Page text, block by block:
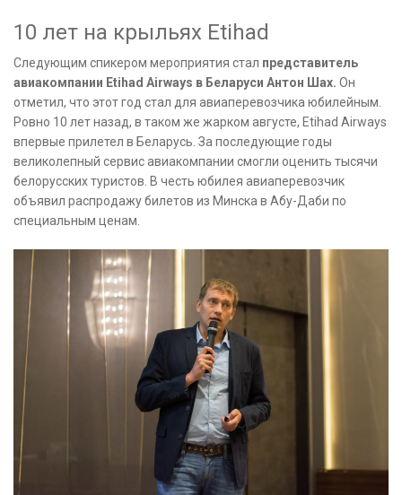
10 лет на крыльях Etihad
Следующим спикером мероприятия стал представитель
авиакомпании Etihad Airways в Беларуси Антон Шах. Он
отметил, что этот год стал для авиаперевозчика юбилейным.
Ровно 10 лет назад, в таком же жарком августе, Etihad Airways
впервые прилетел в Беларусь. За последующие годы
великолепный сервис авиакомпании смогли оценить тысячи
белорусских туристов. В честь юбилея авиаперевозчик
объявил распродажу билетов из Минска в Абу-Даби по
специальным ценам.